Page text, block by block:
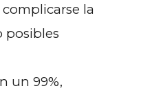
la
posibles
un 99%,